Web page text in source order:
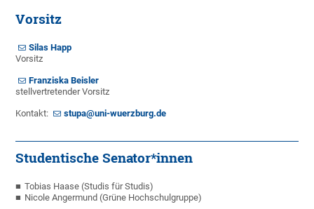
Vorsitz
Silas Happ
Vorsitz
Franziska Beisler
stellvertretender Vorsitz
Kontakt: stupa@uni-wuerzburg.de
Studentische Senator*innen
Tobias Haase (Studis für Studis)
Nicole Angermund (Grüne Hochschulgruppe)